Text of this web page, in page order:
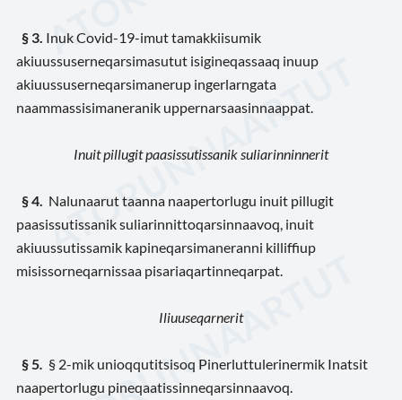
§ 3. Inuk Covid-19-imut tamakkiisumik
akiuussuserneqarsimasutut isigineqassaaq inuup
akiuussuserneqarsimanerup ingerlarngata
naammassisimaneranik uppernarsaasinnaappat.
Inuit pillugit paasissutissanik suliarinninnerit
§ 4. Nalunaarut taanna naapertorlugu inuit pillugit
paasissutissanik suliarinnittoqarsinnaavoq, inuit
akiuussutissamik kapineqarsimaneranni killiffiup
misissorneqarnissaa pisariaqartinneqarpat.
Iliuuseqarnerit
§ 5 § 2-mik unioqqutitsisoq Pinerluttulerinermik Inatsit
naapertorlugu pineqaatissinneqarsinnaavoq.